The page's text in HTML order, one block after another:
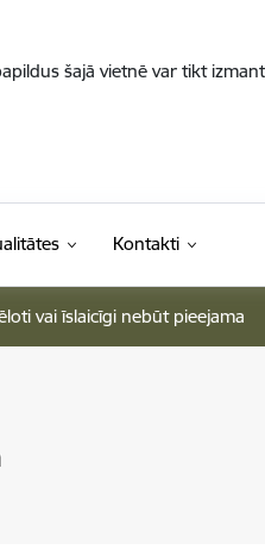
šajā vietnē var tikt
Kontakti
vai īslaicīgi nebūt pieejama